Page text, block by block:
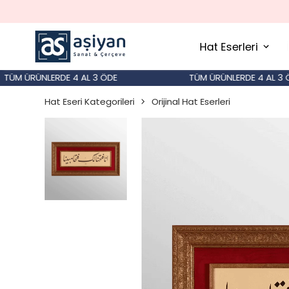
Hat Eserleri
ÜRÜNLERDE 4 AL 3 ÖDE TÜM ÜRÜNLERDE 4 AL 3 ÖDE
Hat Eseri Kategorileri
Orijinal Hat Eserleri